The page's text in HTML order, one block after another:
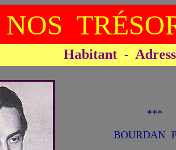
NOS
Habitant -
***
BOURDAN